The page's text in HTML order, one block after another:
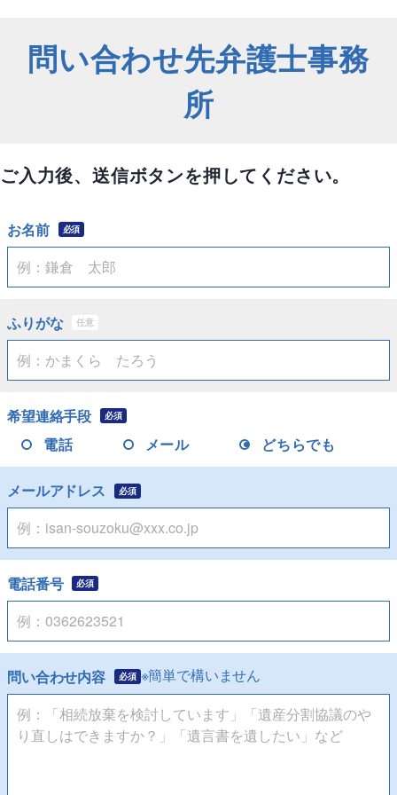
問い合わせ先弁護士事務
所
ご入力後、送信ボタンを押してください。
お名前 必須
ふりがな 任意
希望連絡手段 必須
電話 メール どちらでも
メールアドレス 必須
電話番号 必須
問い合わせ内容 必須 ※簡単で構いません